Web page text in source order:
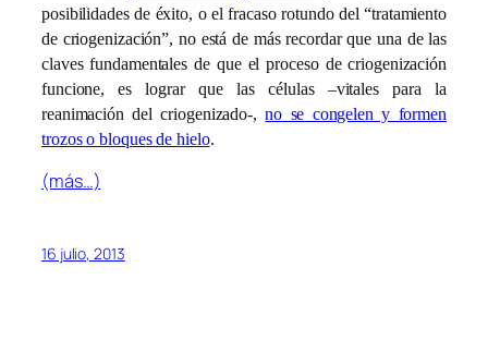
posibilidades de éxito, o el fracaso rotundo del “tratamiento
de criogenización”, no está de más recordar que una de las
claves fundamentales de que el proceso de criogenización
funcione, es lograr que las células –vitales para la
reanimación del criogenizado-,no se congelen y formen
trozos o bloques de hielo.
(más…)
16 julio, 2013